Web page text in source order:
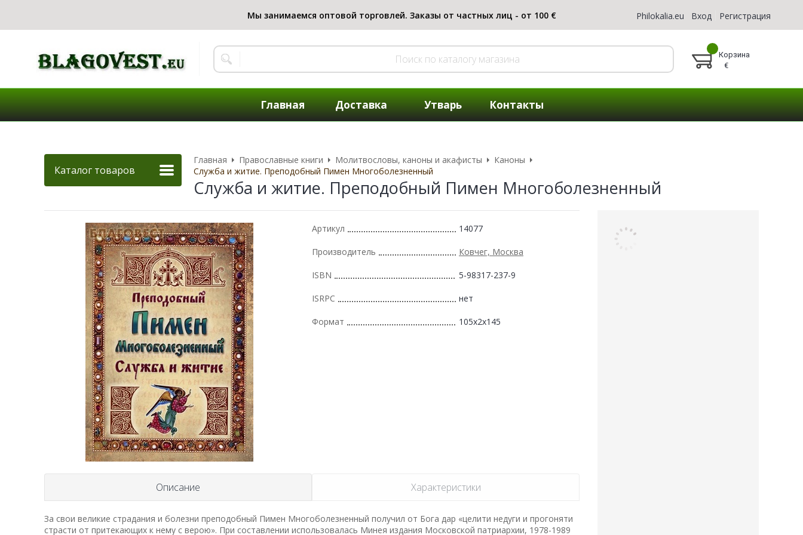
Philokalia.eu Вход Регистрация
Корзина
€
Главная Доставка Утварь Контакты
Каталог товаров
Главная Православные книги Молитвословы, каноны и акафисты
Каноны
Служба и житие. Преподобный Пимен Многоболезненный
Служба и житие. Преподобный Пимен Многоболезненный
Артикул 14077
Производитель Ковчег, Москва
ISBN 5-98317-237-9
ISRPC нет
Формат 105x2x145
Описание Характеристики
За свои великие страдания и болезни преподобный Пимен Многоболезненный получил от Бога дар «целити недуги и прогоняти
страсти от притекающих к нему с верою». При составлении использовалась Минея издания Московской патриархии, 1978-1989